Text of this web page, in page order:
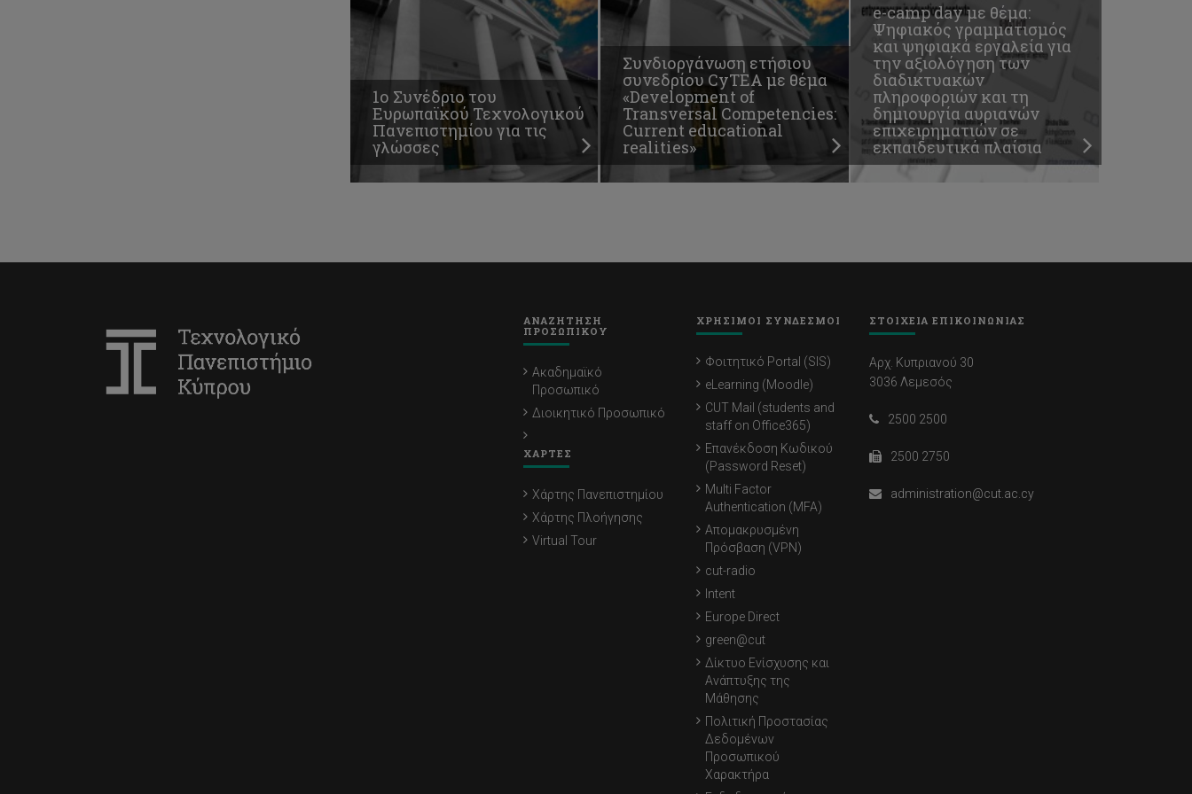
1ο Συνέδριο του
Ευρωπαϊκού Τεχνολογικού
Πανεπιστημίου για τις
γλώσσες
Συνδιοργάνωση ετήσιου
συνεδρίου CyTEA με θέμα
«Development of
Transversal Competencies:
Current educational
realities»
e-camp day με θέμα:
Ψηφιακός γραμματισμός
και ψηφιακά εργαλεία για
την αξιολόγηση των
διαδικτυακών
πληροφοριών και τη
δημιουργία αυριανών
επιχειρηματιών σε
εκπαιδευτικά πλαίσια
ΑΝΑΖΗΤΗΣΗ
ΠΡΟΣΩΠΙΚΟΥ
Ακαδημαϊκό
Προσωπικό
Διοικητικό Προσωπικό
ΧΑΡΤΕΣ
Χάρτης Πανεπιστημίου
Χάρτης Πλοήγησης
Virtual Tour
ΧΡΗΣΙΜΟΙ ΣΥΝΔΕΣΜΟΙ
Φοιτητικό Portal (SIS)
eLearning (Moodle)
CUT Mail (students and
staff on Office365)
Επανέκδοση Κωδικού
(Password Reset)
Multi Factor
Authentication (MFA)
Απομακρυσμένη
Πρόσβαση (VPN)
cut-radio
Intent
Europe Direct
green@cut
Δίκτυο Ενίσχυσης και
Ανάπτυξης της
Μάθησης
Πολιτική Προστασίας
Δεδομένων
Προσωπικού
Χαρακτήρα
ΣΤΟΙΧΕΙΑ ΕΠΙΚΟΙΝΩΝΙΑΣ
Αρχ. Κυπριανού 30
3036 Λεμεσός
2500 2500
2500 2750
administration@cut.ac.cy